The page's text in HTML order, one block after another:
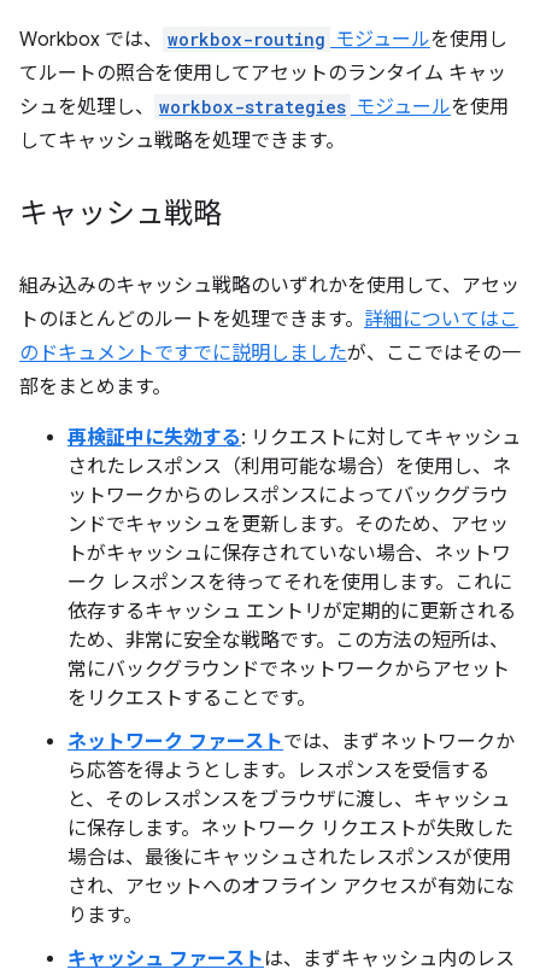
Workbox では、 workbox-routing モジュールを使用し
てルートの照合を使用してアセットのランタイム キャッ
シュを処理し、
workbox-strategies モジュールを使用
してキャッシュ戦略を処理できます。
キャッシュ戦略
組み込みのキャッシュ戦略のいずれかを使用して、アセッ
トのほとんどのルートを処理できます。 詳細についてはこ
のドキュメントですでに説明しましたが、ここではその一
部をまとめます。
再検証中に失効する: リクエストに対してキャッシュ
されたレスポンス（利用可能な場合）を使用し、ネ
ットワークからのレスポンスによってバックグラウ
ンドでキャッシュを更新します。そのため、アセッ
トがキャッシュに保存されていない場合、ネットワ
ーク レスポンスを待ってそれを使用します。これに
依存するキャッシュ エントリが定期的に更新される
ため、非常に安全な戦略です。この方法の短所は、
常にバックグラウンドでネットワークからアセット
をリクエストすることです。
ネットワーク ファーストでは、まずネットワークか
ら応答を得ようとします。レスポンスを受信する
と、そのレスポンスをブラウザに渡し、キャッシュ
に保存します。ネットワーク リクエストが失敗した
場合は、最後にキャッシュされたレスポンスが使用
され、アセットへのオフライン アクセスが有効にな
ります。
キャッシュ ファーストは、まずキャッシュ内のレス